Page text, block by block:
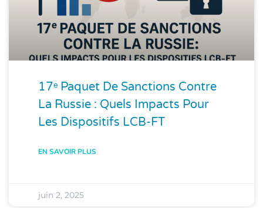
17ᵉ Paquet De Sanctions Contre
La Russie : Quels Impacts Pour
Les Dispositifs LCB-FT
EN SAVOIR PLUS
juin 2, 2025